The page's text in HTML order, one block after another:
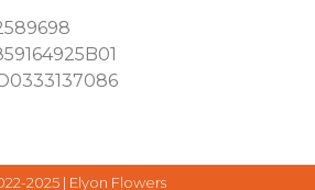
2025 | Elyon Flowers